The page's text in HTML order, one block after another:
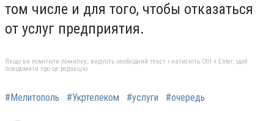
том числе и для того, чтобы отказаться
от услуг предприятия.
Якщо ви помітили помилку, виділіть необхідний текст і натисніть Ctrl + Enter, щоб
повідомити про це редакцію
#Мелитополь #Укртелеком #услуги #очередь